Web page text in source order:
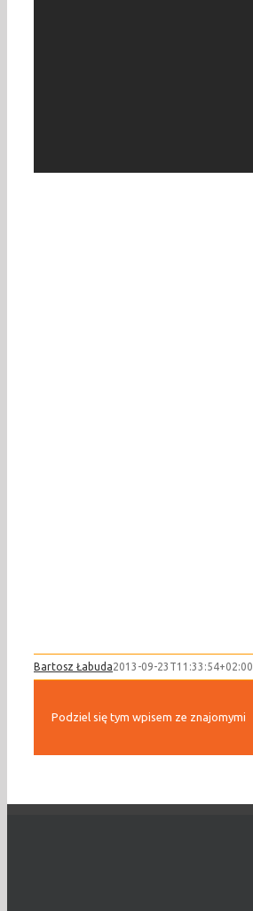
Bartosz Łabuda2013-09-23T11:33:54+02:00
Podziel się tym wpisem ze znajomymi